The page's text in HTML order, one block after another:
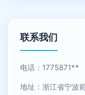
联系我们
电话：1775871**
地址：浙江省宁波